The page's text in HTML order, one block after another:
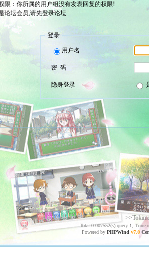
限：你所属的用户组没有发表回复的权限!
论坛会员,请先登录论坛
登录
用户名
密 码
隐身登录
Total 0.007552(s) query 1, Time
Powered by PHPWind v7.0